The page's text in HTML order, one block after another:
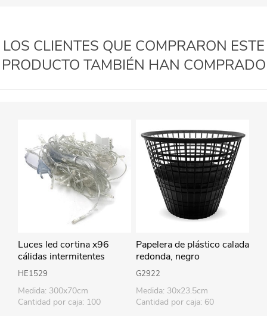
LOS CLIENTES QUE COMPRARON ESTE
PRODUCTO TAMBIÉN HAN COMPRADO
Luces led cortina x96
cálidas intermitentes
220V 3metros x70cm, en
caja
HE1529
Medida: 300x70cm
Cantidad por caja: 100
Papelera de plástico calada
redonda, negro
G2922
Medida: 30x23.5cm
Cantidad por caja: 60